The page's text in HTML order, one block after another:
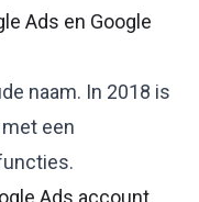
Ads en Google
naam. In 2018 is
een
Ads account